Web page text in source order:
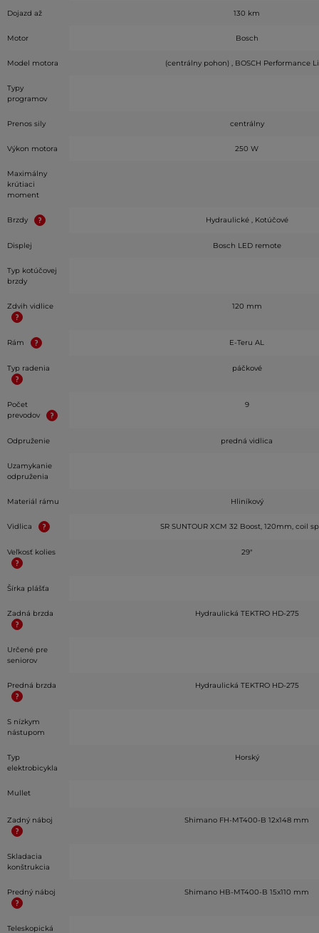
Dojazd až 130 km
Motor Bosch
Model motora (centrálny pohon) , BOSCH Performance
Typy
programov
Prenos sily centrálny
Výkon motora 250 W
Maximálny
krútiaci
moment
Brzdy Hydraulické , Kotúčové
Displej Bosch LED remote
Typ kotúčovej
brzdy
Zdvih vidlice 120 mm
Rám E-Teru AL
Typ radenia páčkové
Počet
prevodov
9
Odpruženie predná vidlica
Uzamykanie
odpruženia
Materiál rámu Hliníkový
Vidlica SR SUNTOUR XCM 32 Boost, 120mm, coil
Veľkosť kolies 29"
Šírka plášťa
Zadná brzda Hydraulická TEKTRO HD-275
Určené pre
seniorov
Predná brzda Hydraulická TEKTRO HD-275
S nízkym
nástupom
Typ
elektrobicykla
Horský
Mullet
Zadný náboj Shimano FH-MT400-B 12x148 mm
Skladacia
konštrukcia
Predný náboj Shimano HB-MT400-B 15x110 mm
Teleskopická